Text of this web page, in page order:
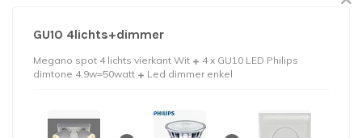
GU10 4lichts+dimmer
Megano spot 4 lichts vierkant Wit
4 x GU10 LED Philips
dimtone 4.9w=50watt
Led dimmer enkel